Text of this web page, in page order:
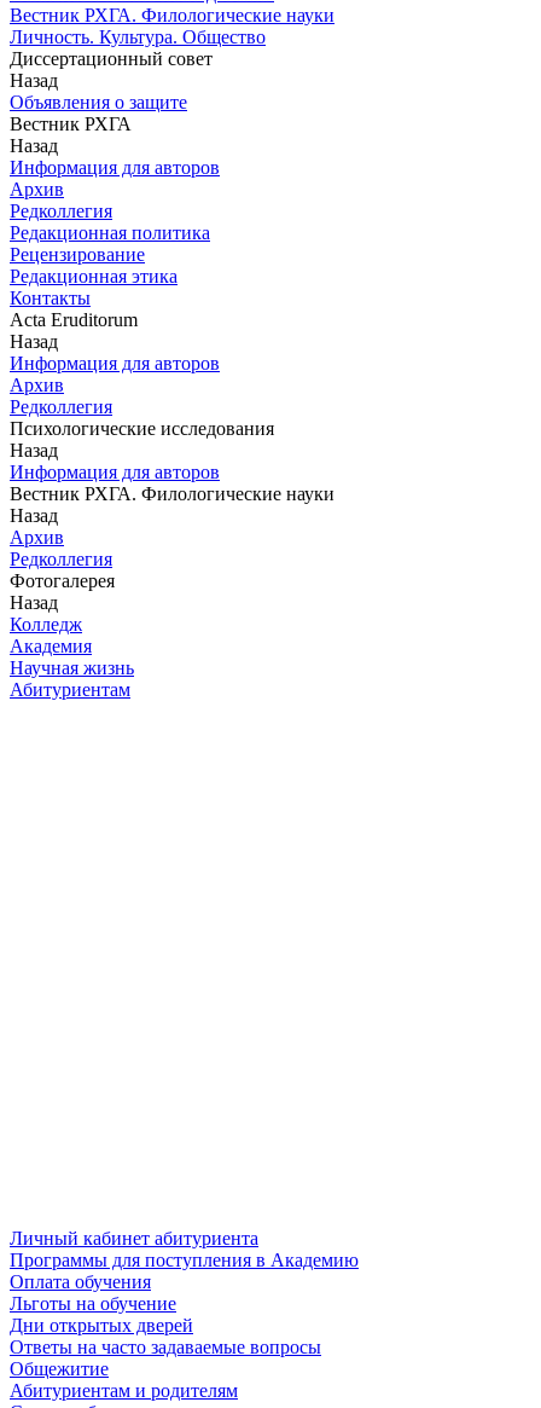
Вестник РХГА. Филологические науки
Личность. Культура. Общество
Диссертационный совет
Назад
Объявления о защите
Вестник РХГА
Назад
Информация для авторов
Архив
Редколлегия
Редакционная политика
Рецензирование
Редакционная этика
Контакты
Acta Eruditorum
Назад
Информация для авторов
Архив
Редколлегия
Психологические исследования
Назад
Информация для авторов
Вестник РХГА. Филологические науки
Назад
Архив
Редколлегия
Фотогалерея
Назад
Колледж
Академия
Научная жизнь
Абитуриентам
Личный кабинет абитуриента
Программы для поступления в Академию
Оплата обучения
Льготы на обучение
Дни открытых дверей
Ответы на часто задаваемые вопросы
Общежитие
Абитуриентам и родителям